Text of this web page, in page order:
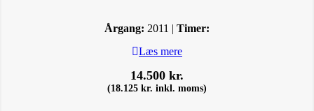
Årgang: 2011 | Timer:
Læs mere
14.500 kr.
(18.125 kr. inkl. moms)